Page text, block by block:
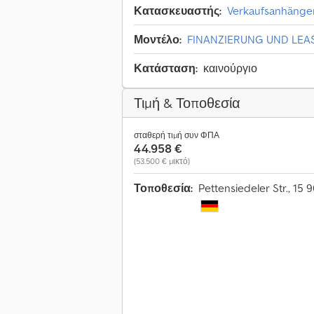
Κατασκευαστής:
Μοντέλο: FINANZIERUNG UND
Κατάσταση: καινούργιο
Τιμή & Τοποθεσία
σταθερή τιμή συν ΦΠΑ
44.958 €
(53.500 € μικτό)
Τοποθεσία: Pettensiedeler Str., 15